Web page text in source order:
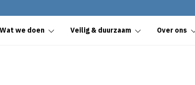
Wat we doen Veilig & duurzaam Over ons